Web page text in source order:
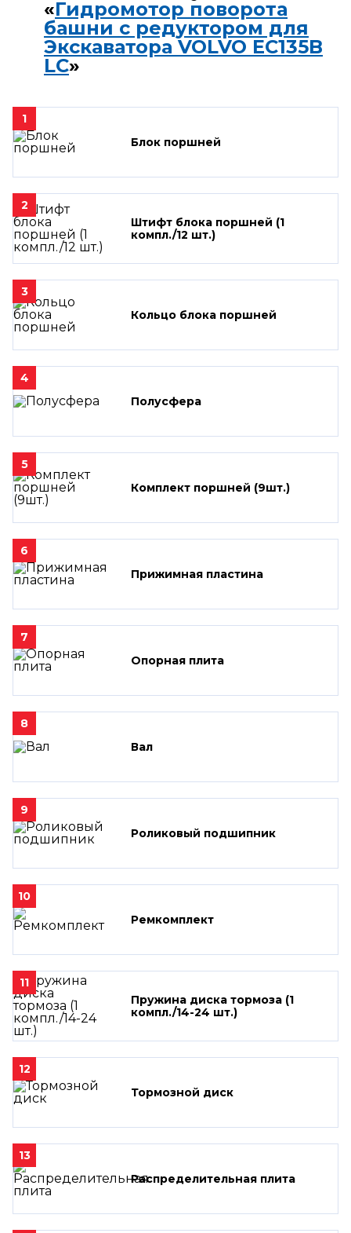
«Гидромотор поворота
башни с редуктором для
Экскаватора VOLVO EC135B
LC»
1
Блок поршней
2
Штифт блока поршней (1
компл./12 шт.)
3
Кольцо блока поршней
4
Полусфера
5
Комплект поршней (9шт.)
6
Прижимная пластина
7
Опорная плита
8
Вал
9
Роликовый подшипник
10
Ремкомплект
11
Пружина диска тормоза (1
компл./14-24 шт.)
12
Тормозной диск
13
Распределительная плита